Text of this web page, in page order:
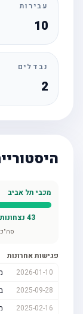
עבירות
10
נבדלים
מכבי תל אביב
43נצחונות
סה"כ
פגישות אחרונות
2026-01-10
2025-09-28
2025-02-16